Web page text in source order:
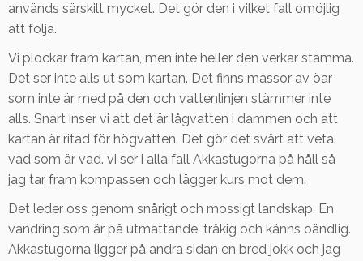
används särskilt mycket. Det gör den i vilket fall omöjlig
att följa.
Vi plockar fram kartan, men inte heller den verkar stämma.
Det ser inte alls ut som kartan. Det finns massor av öar
som inte är med på den och vattenlinjen stämmer inte
alls. Snart inser vi att det är lågvatten i dammen och att
kartan är ritad för högvatten. Det gör det svårt att veta
vad som är vad. vi ser i alla fall Akkastugorna på håll så
jag tar fram kompassen och lägger kurs mot dem.
Det leder oss genom snårigt och mossigt landskap. En
vandring som är på utmattande, tråkig och känns oändlig.
Akkastugorna ligger på andra sidan en bred jokk och jag